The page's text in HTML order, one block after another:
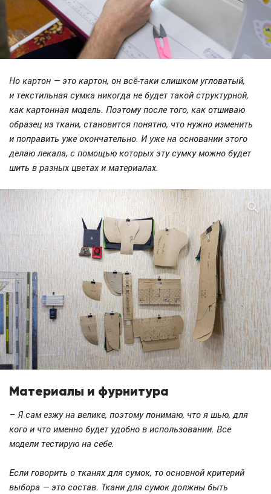
Но картон — это картон, он всё-таки слишком угловатый,
и текстильная сумка никогда не будет такой структурной,
как картонная модель. Поэтому после того, как отшиваю
образец из ткани, становится понятно, что нужно изменить
и поправить уже окончательно. И уже на основании этого
делаю лекала, с помощью которых эту сумку можно будет
шить в разных цветах и материалах.
Материалы и фурнитура
– Я сам езжу на велике, поэтому понимаю, что я шью, для
кого и что именно будет удобно в использовании. Все
модели тестирую на себе.
Если говорить о тканях для сумок, то основной критерий
выбора — это состав. Ткани для сумок должны быть